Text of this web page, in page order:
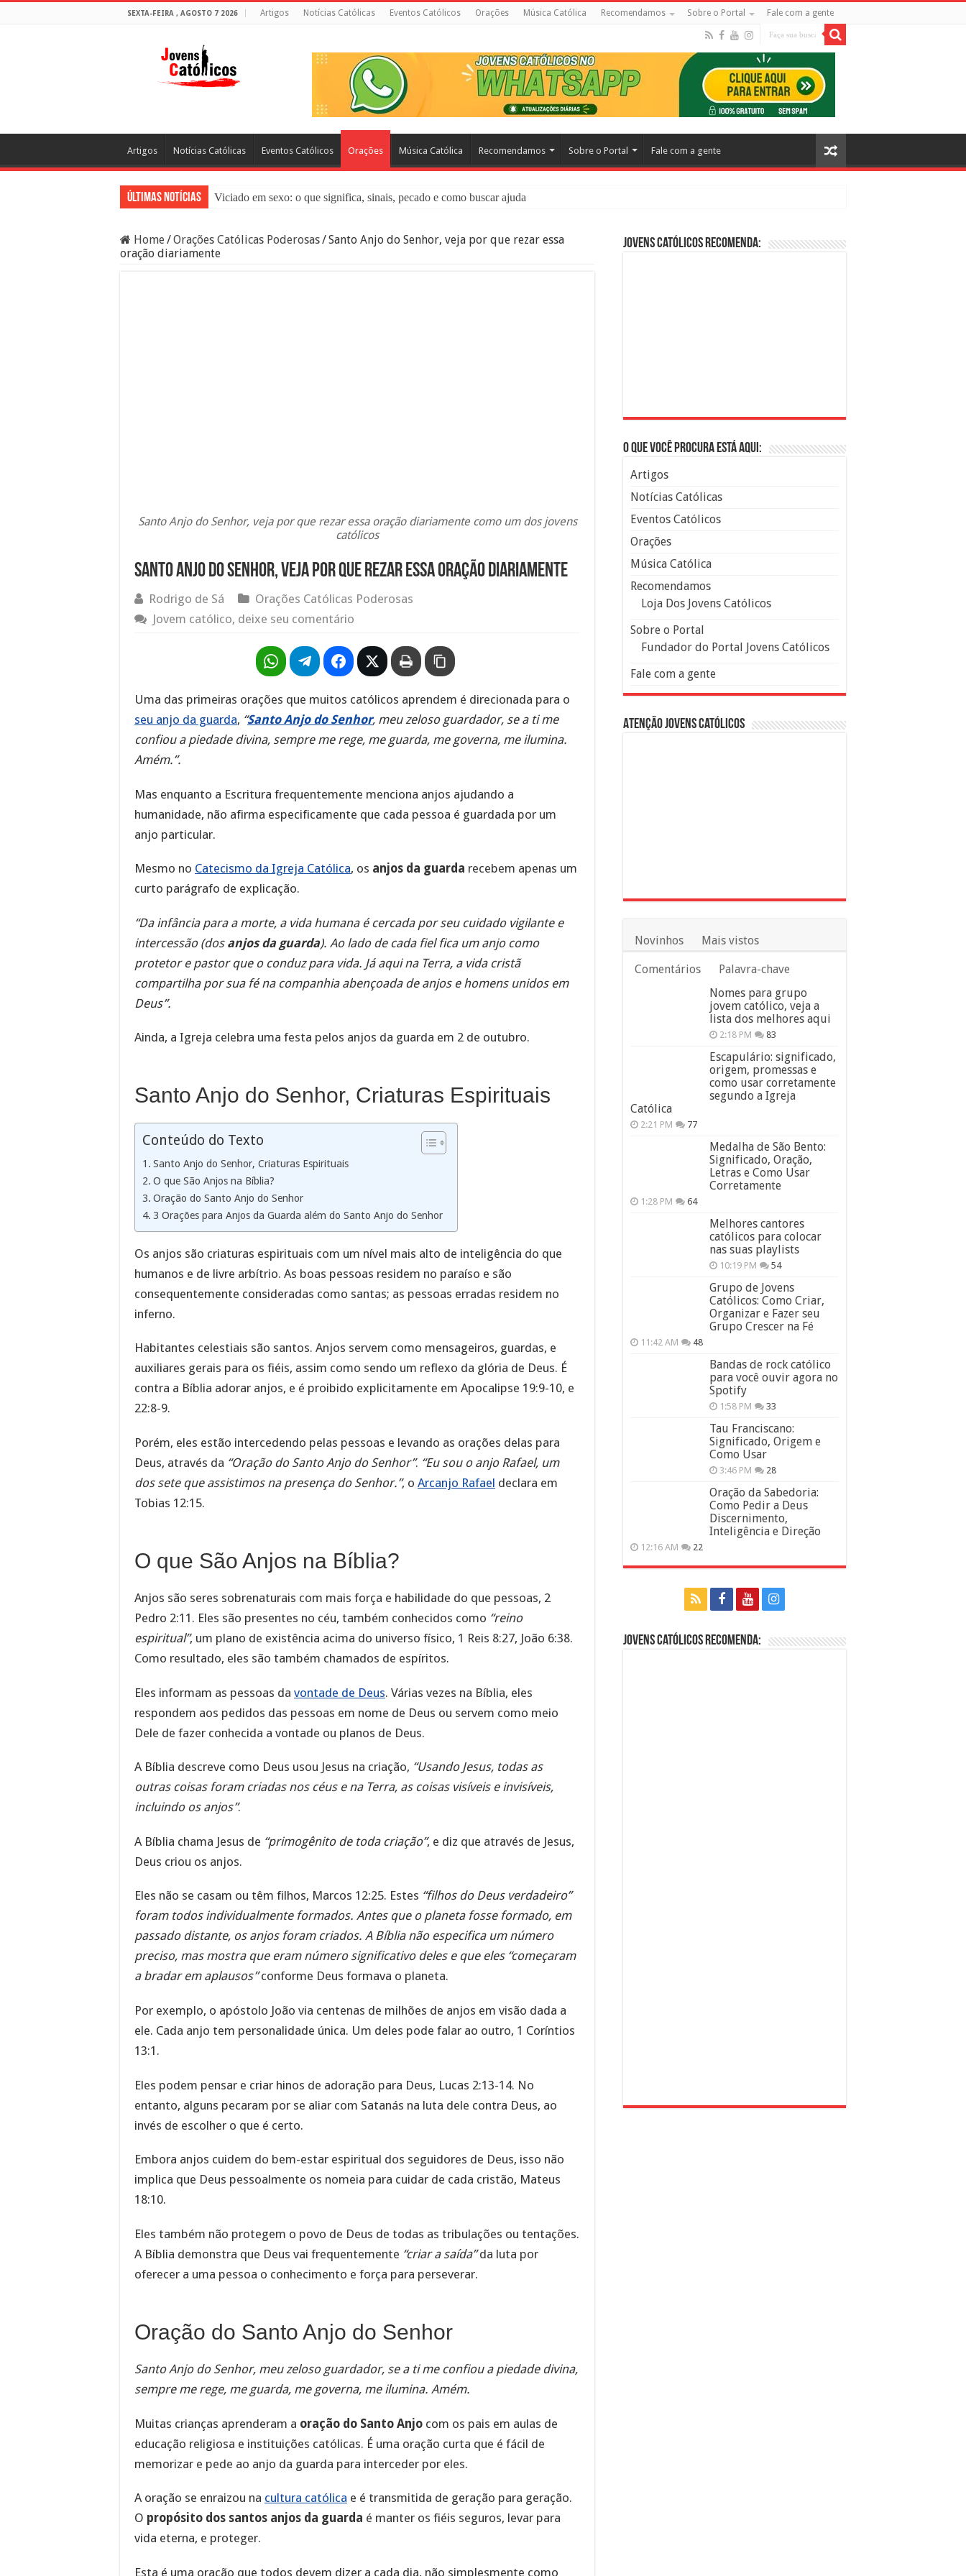
SEXTA-FEIRA , AGOSTO 7 2026 Artigos Notícias Católicas Eventos Católicos Orações Música Católica Recomendamos Sobre o Portal Fale com a gente
Artigos Notícias Católicas Eventos Católicos Orações Música Católica Recomendamos Sobre o Portal Fale com a gente
Últimas Notícias
Viciado em sexo: o que significa, sinais, pecado e como buscar ajuda
Filme Sagrado Coração – Seu Reino Não Terá Fim: O Documentário Que Vai Tocar os Católicos no Cinema
Home/Orações Católicas Poderosas/Santo Anjo do Senhor, veja por que rezar essa
oração diariamente
Santo Anjo do Senhor, veja por que rezar essa oração diariamente como um dos jovens
católicos
Santo Anjo do Senhor, veja por que rezar essa oração diariamente
Rodrigo de Sá
Orações Católicas Poderosas
Jovem católico, deixe seu comentário
Uma das primeiras orações que muitos católicos aprendem é direcionada para o
seu anjo da guarda, “Santo Anjo do Senhor, meu zeloso guardador, se a ti me
confiou a piedade divina, sempre me rege, me guarda, me governa, me ilumina.
Amém.”.
Mas enquanto a Escritura frequentemente menciona anjos ajudando a
humanidade, não afirma especificamente que cada pessoa é guardada por um
anjo particular.
Mesmo no Catecismo da Igreja Católica, os anjos da guarda recebem apenas um
curto parágrafo de explicação.
“Da infância para a morte, a vida humana é cercada por seu cuidado vigilante e
intercessão (dos anjos da guarda). Ao lado de cada fiel fica um anjo como
protetor e pastor que o conduz para vida. Já aqui na Terra, a vida cristã
compartilha por sua fé na companhia abençoada de anjos e homens unidos em
Deus”.
Ainda, a Igreja celebra uma festa pelos anjos da guarda em 2 de outubro.
Santo Anjo do Senhor, Criaturas Espirituais
Conteúdo do Texto
Santo Anjo do Senhor, Criaturas Espirituais
O que São Anjos na Bíblia?
Oração do Santo Anjo do Senhor
3 Orações para Anjos da Guarda além do Santo Anjo do Senhor
Os anjos são criaturas espirituais com um nível mais alto de inteligência do que
humanos e de livre arbítrio. As boas pessoas residem no paraíso e são
consequentemente consideradas como santas; as pessoas erradas residem no
inferno.
Habitantes celestiais são santos. Anjos servem como mensageiros, guardas, e
auxiliares gerais para os fiéis, assim como sendo um reflexo da glória de Deus. É
contra a Bíblia adorar anjos, e é proibido explicitamente em Apocalipse 19:9-10, e
22:8-9.
Porém, eles estão intercedendo pelas pessoas e levando as orações delas para
Deus, através da “Oração do Santo Anjo do Senhor”. “Eu sou o anjo Rafael, um
dos sete que assistimos na presença do Senhor.”, o Arcanjo Rafael declara em
Tobias 12:15.
O que São Anjos na Bíblia?
Anjos são seres sobrenaturais com mais força e habilidade do que pessoas, 2
Pedro 2:11. Eles são presentes no céu, também conhecidos como “reino
espiritual”, um plano de existência acima do universo físico, 1 Reis 8:27, João 6:38.
Como resultado, eles são também chamados de espíritos.
Eles informam as pessoas da vontade de Deus. Várias vezes na Bíblia, eles
respondem aos pedidos das pessoas em nome de Deus ou servem como meio
Dele de fazer conhecida a vontade ou planos de Deus.
A Bíblia descreve como Deus usou Jesus na criação, “Usando Jesus, todas as
outras coisas foram criadas nos céus e na Terra, as coisas visíveis e invisíveis,
incluindo os anjos”.
A Bíblia chama Jesus de “primogênito de toda criação”, e diz que através de Jesus,
Deus criou os anjos.
Eles não se casam ou têm filhos, Marcos 12:25. Estes “filhos do Deus verdadeiro”
foram todos individualmente formados. Antes que o planeta fosse formado, em
passado distante, os anjos foram criados. A Bíblia não especifica um número
preciso, mas mostra que eram número significativo deles e que eles “começaram
a bradar em aplausos”conforme Deus formava o planeta.
Por exemplo, o apóstolo João via centenas de milhões de anjos em visão dada a
ele. Cada anjo tem personalidade única. Um deles pode falar ao outro, 1 Coríntios
13:1.
Eles podem pensar e criar hinos de adoração para Deus, Lucas 2:13-14. No
entanto, alguns pecaram por se aliar com Satanás na luta dele contra Deus, ao
invés de escolher o que é certo.
Embora anjos cuidem do bem-estar espiritual dos seguidores de Deus, isso não
implica que Deus pessoalmente os nomeia para cuidar de cada cristão, Mateus
18:10.
Eles também não protegem o povo de Deus de todas as tribulações ou tentações.
A Bíblia demonstra que Deus vai frequentemente “criar a saída”da luta por
oferecer a uma pessoa o conhecimento e força para perseverar.
Oração do Santo Anjo do Senhor
Santo Anjo do Senhor, meu zeloso guardador, se a ti me confiou a piedade divina,
sempre me rege, me guarda, me governa, me ilumina. Amém.
Muitas crianças aprenderam a oração do Santo Anjo com os pais em aulas de
educação religiosa e instituições católicas. É uma oração curta que é fácil de
memorizar e pede ao anjo da guarda para interceder por eles.
A oração se enraizou na cultura católica e é transmitida de geração para geração.
O propósito dos santos anjos da guarda é manter os fiéis seguros, levar para
vida eterna, e proteger.
Esta é uma oração que todos devem dizer a cada dia, não simplesmente como
Jovens Católicos Recomenda:
O que você procura está aqui:
Artigos
Notícias Católicas
Eventos Católicos
Orações
Música Católica
Recomendamos
Loja Dos Jovens Católicos
Sobre o Portal
Fundador do Portal Jovens Católicos
Fale com a gente
Atenção Jovens Católicos
Novinhos Mais vistos
Comentários
Palavra-chave
Nomes para grupo
jovem católico, veja a
lista dos melhores aqui
2:18 PM 83
Escapulário: significado,
origem, promessas e
como usar corretamente
segundo a Igreja
Católica
2:21 PM 77
Medalha de São Bento:
Significado, Oração,
Letras e Como Usar
Corretamente
1:28 PM 64
Melhores cantores
católicos para colocar
nas suas playlists
10:19 PM 54
Grupo de Jovens
Católicos: Como Criar,
Organizar e Fazer seu
Grupo Crescer na Fé
11:42 AM 48
Bandas de rock católico
para você ouvir agora no
Spotify
1:58 PM 33
Tau Franciscano:
Significado, Origem e
Como Usar
3:46 PM 28
Oração da Sabedoria:
Como Pedir a Deus
Discernimento,
Inteligência e Direção
12:16 AM 22
Jovens Católicos Recomenda: